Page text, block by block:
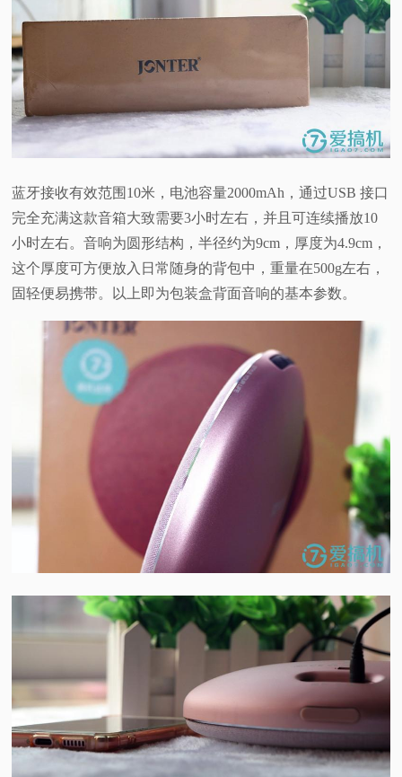
蓝牙接收有效范围10米，电池容量2000mAh，通过USB 接口
完全充满这款音箱大致需要3小时左右，并且可连续播放10
小时左右。音响为圆形结构，半径约为9cm，厚度为4.9cm，
这个厚度可方便放入日常随身的背包中，重量在500g左右，
固轻便易携带。以上即为包装盒背面音响的基本参数。